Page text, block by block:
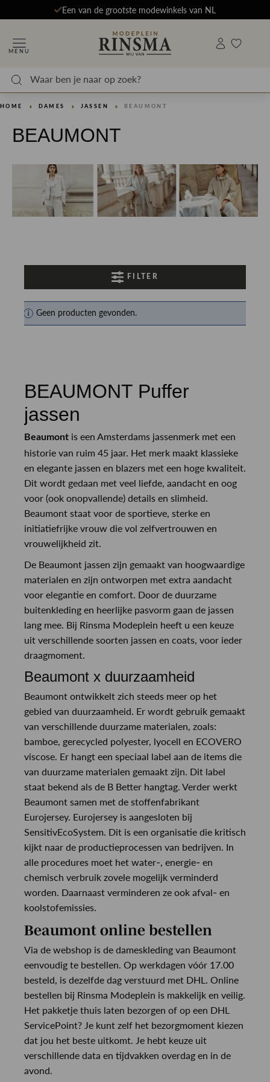
Een van de grootste modewinkels van NL
MENU
HOME DAMES JASSEN BEAUMONT
BEAUMONT
FILTER
Geen producten gevonden.
BEAUMONT Puffer
jassen
Beaumont is een Amsterdams jassenmerk met een
historie van ruim 45 jaar. Het merk maakt klassieke
en elegante jassen en blazers met een hoge kwaliteit.
Dit wordt gedaan met veel liefde, aandacht en oog
voor (ook onopvallende) details en slimheid.
Beaumont staat voor de sportieve, sterke en
initiatiefrijke vrouw die vol zelfvertrouwen en
vrouwelijkheid zit.
De Beaumont jassen zijn gemaakt van hoogwaardige
materialen en zijn ontworpen met extra aandacht
voor elegantie en comfort. Door de duurzame
buitenkleding en heerlijke pasvorm gaan de jassen
lang mee. Bij Rinsma Modeplein heeft u een keuze
uit verschillende soorten jassen en coats, voor ieder
draagmoment.
Beaumont x duurzaamheid
Beaumont ontwikkelt zich steeds meer op het
gebied van duurzaamheid. Er wordt gebruik gemaakt
van verschillende duurzame materialen, zoals:
bamboe, gerecycled polyester, lyocell en ECOVERO
viscose. Er hangt een speciaal label aan de items die
van duurzame materialen gemaakt zijn. Dit label
staat bekend als de B Better hangtag. Verder werkt
Beaumont samen met de stoffenfabrikant
Eurojersey. Eurojersey is aangesloten bij
SensitivEcoSystem. Dit is een organisatie die kritisch
kijkt naar de productieprocessen van bedrijven. In
alle procedures moet het water-, energie- en
chemisch verbruik zovele mogelijk verminderd
worden. Daarnaast verminderen ze ook afval- en
koolstofemissies.
Beaumont online bestellen
Via de webshop is de dameskleding van Beaumont
eenvoudig te bestellen. Op werkdagen vóór 17.00
besteld, is dezelfde dag verstuurd met DHL. Online
bestellen bij Rinsma Modeplein is makkelijk en veilig.
Het pakketje thuis laten bezorgen of op een DHL
ServicePoint? Je kunt zelf het bezorgmoment kiezen
dat jou het beste uitkomt. Je hebt keuze uit
verschillende data en tijdvakken overdag en in de
avond.